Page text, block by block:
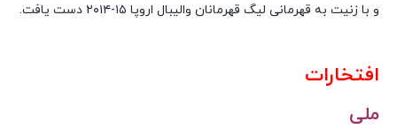
و با زنیت به قهرمانی لیگ قهرمانان والیبال اروپا ۱۵-۲۰۱۴ دست یافت.
افتخارات
ملی